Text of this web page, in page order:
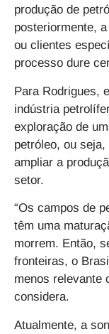
produção de
posteriormente,
ou clientes
processo dure
Para Rodrigues,
indústria
exploração de
petróleo, ou
ampliar a
setor.
“Os campos de
têm uma
morrem. Então,
fronteiras, o
menos relevante
considera.
Atualmente, a